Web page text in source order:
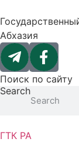
к
содержимому
Абхазия
Поиск по сайту
Search
Search
ГТК РА